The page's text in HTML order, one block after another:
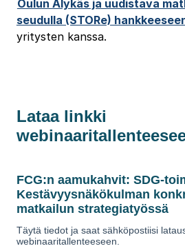
Oulun Älykäs ja uudistava
seudulla (STORe)
yritysten kanssa.